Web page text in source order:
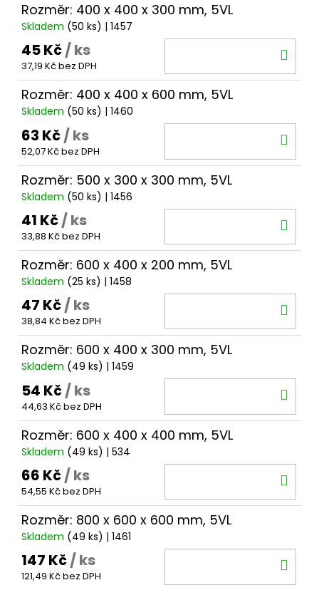
Rozměr: 400 x 400 x 300 mm, 5VL
Skladem (50 ks) | 1457
45 Kč/ ks
37,19 Kč bez DPH
Rozměr: 400 x 400 x 600 mm, 5VL
Skladem (50 ks) | 1460
63 Kč/ ks
52,07 Kč bez DPH
Rozměr: 500 x 300 x 300 mm, 5VL
Skladem (50 ks) | 1456
41 Kč/ ks
33,88 Kč bez DPH
Rozměr: 600 x 400 x 200 mm, 5VL
Skladem (25 ks) | 1458
47 Kč/ ks
38,84 Kč bez DPH
Rozměr: 600 x 400 x 300 mm, 5VL
Skladem (49 ks) | 1459
54 Kč/ ks
44,63 Kč bez DPH
Rozměr: 600 x 400 x 400 mm, 5VL
Skladem (49 ks) | 534
66 Kč/ ks
54,55 Kč bez DPH
Rozměr: 800 x 600 x 600 mm, 5VL
Skladem (49 ks) | 1461
147 Kč/ ks
121,49 Kč bez DPH